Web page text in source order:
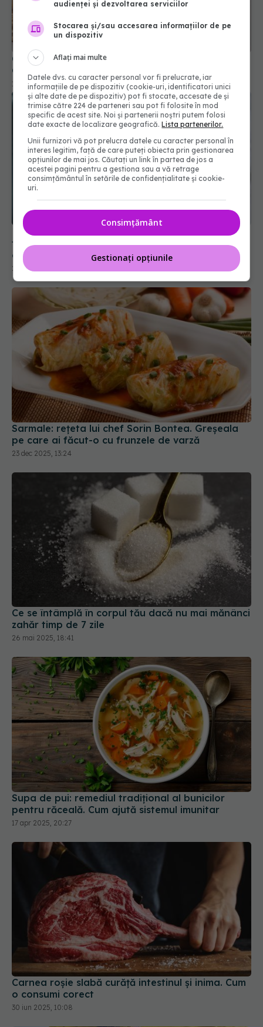
Cea mai bună făină pentru pâinea fără gluten.
Greșeala pe care ai făcut-o mereu
11 mar 2025, 14:13
15 alimente care îți cresc nivelul de energie pe
timpul zilei. Fără zahăr sau cafea. Cum să previi
oboseala și epuizarea
24 dec 2024, 19:00
Sarmale: rețeta lui chef Sorin Bontea. Greșeala
pe care ai făcut-o cu frunzele de varză
23 dec 2025, 13:24
Ce se întâmplă în corpul tău dacă nu mai mănânci
zahăr timp de 7 zile
26 mai 2025, 18:41
Supa de pui: remediul tradițional al bunicilor
pentru răceală. Cum ajută sistemul imunitar
17 apr 2025, 20:27
Carnea roșie slabă curăță intestinul și inima. Cum
o consumi corect
30 iun 2025, 10:08
audienței și dezvoltarea serviciilor
Stocarea și/sau accesarea informațiilor de pe
un dispozitiv
Aflați mai multe
Datele dvs. cu caracter personal vor fi prelucrate, iar
informațiile de pe dispozitiv (cookie-uri, identificatori unici
și alte date de pe dispozitiv) pot fi stocate, accesate de și
trimise către 224 de parteneri sau pot fi folosite în mod
specific de acest site. Noi și partenerii noștri putem folosi
date exacte de localizare geografică.Lista partenerilor.
Unii furnizori vă pot prelucra datele cu caracter personal în
interes legitim, față de care puteți obiecta prin gestionarea
opțiunilor de mai jos. Căutați un link în partea de jos a
acestei pagini pentru a gestiona sau a vă retrage
consimțământul în setările de confidențialitate și cookie-
uri.
Consimțământ
Gestionați opțiunile